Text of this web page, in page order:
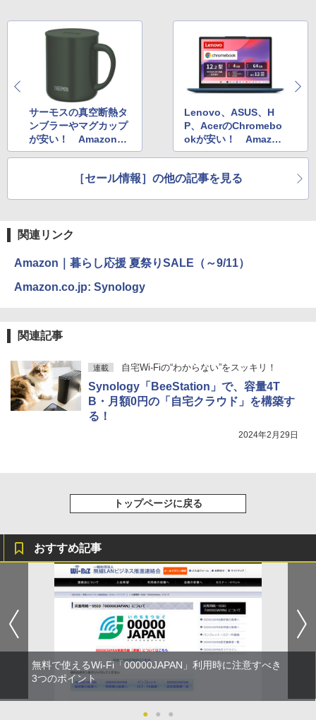
サーモスの真空断熱タ
ンブラーやマグカップ
が安い！ Amazonス
マイルSALE
Lenovo、ASUS、H
P、AcerのChromebo
okが安い！ Amazon
暮らし応援夏祭りSAL
［セール情報］の他の記事を見る
関連リンク
Amazon｜暮らし応援 夏祭りSALE（～9/11）
Amazon.co.jp: Synology
関連記事
連載 自宅Wi-Fiの“わからない”をスッキリ！
Synology「BeeStation」で、容量4T
B・月額0円の「自宅クラウド」を構築す
る！
2024年2月29日
トップページに戻る
おすすめ記事
無料で使えるWi-Fi「00000JAPAN」利用時に注意すべき
3つのポイント
● ● ●